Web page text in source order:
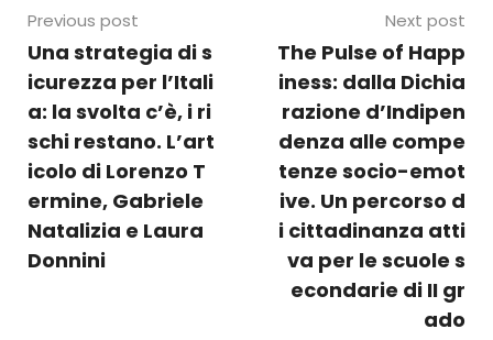
Previous post
Una strategia di s
icurezza per l’Itali
a: la svolta c’è, i ri
schi restano. L’art
icolo di Lorenzo T
ermine, Gabriele
Natalizia e Laura
Donnini
Next post
The Pulse of Happ
iness: dalla Dichia
razione d’Indipen
denza alle compe
tenze socio-emot
ive. Un percorso d
i cittadinanza atti
va per le scuole s
econdarie di II gr
ado